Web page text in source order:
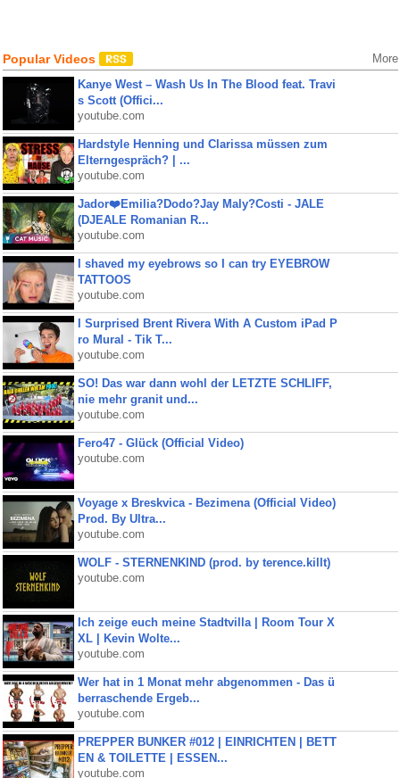
Popular Videos More
Kanye West – Wash Us In The Blood feat. Travi
s Scott (Offici...
youtube.com
Hardstyle Henning und Clarissa müssen zum
Elterngespräch? | ...
youtube.com
Jador❤️Emilia?Dodo?Jay Maly?Costi - JALE
(DJEALE Romanian R...
youtube.com
I shaved my eyebrows so I can try EYEBROW
TATTOOS
youtube.com
I Surprised Brent Rivera With A Custom iPad P
ro Mural - Tik T...
youtube.com
SO! Das war dann wohl der LETZTE SCHLIFF,
nie mehr granit und...
youtube.com
Fero47 - Glück (Official Video)
youtube.com
Voyage x Breskvica - Bezimena (Official Video)
Prod. By Ultra...
youtube.com
WOLF - STERNENKIND (prod. by terence.killt)
youtube.com
Ich zeige euch meine Stadtvilla | Room Tour X
XL | Kevin Wolte...
youtube.com
Wer hat in 1 Monat mehr abgenommen - Das ü
berraschende Ergeb...
youtube.com
PREPPER BUNKER #012 | EINRICHTEN | BETT
EN & TOILETTE | ESSEN...
youtube.com